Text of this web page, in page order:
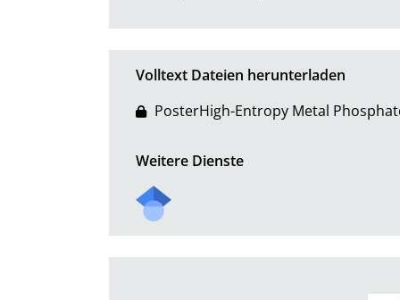
Volltext Dateien herunterladen
PosterHigh-Entropy Metal
Weitere Dienste